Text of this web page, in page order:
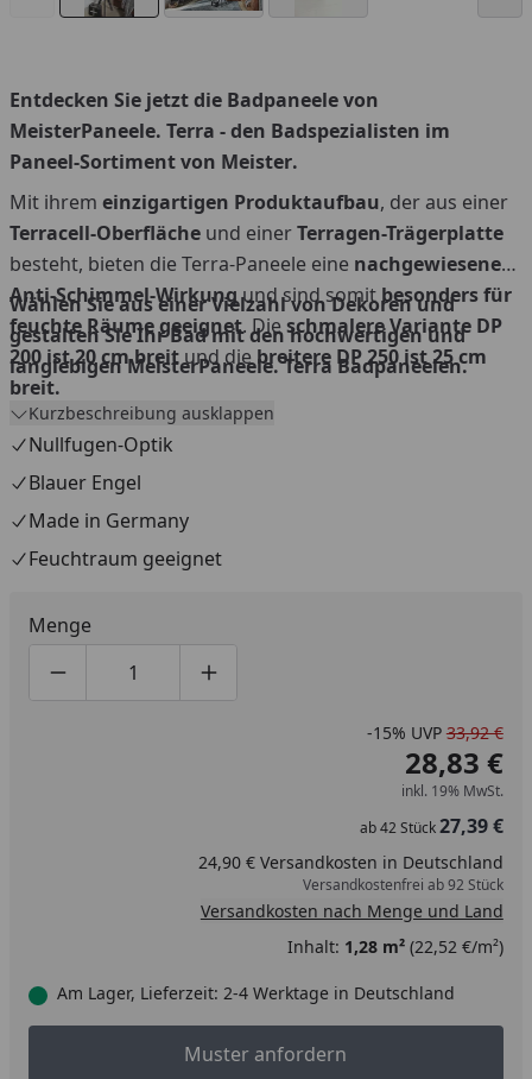
Entdecken Sie jetzt die Badpaneelevon
MeisterPaneele. Terra - den Badspezialisten im
Paneel-Sortiment von Meister.
Mit ihrem einzigartigen Produktaufbau, der aus einer
Terracell-Oberfläche und einerTerragen-Trägerplatte
besteht, bieten die Terra-Paneele eine nachgewiesene
Anti-Schimmel-Wirkungund sind somitbesonders für
feuchte Räume geeignet. Dieschmalere Variante DP
200 ist 20 cm breitund diebreitere DP 250 ist 25 cm
breit.
Wählen Sie aus einer Vielzahl von Dekoren und
gestalten Sie Ihr Bad mit den hochwertigen und
langlebigen MeisterPaneele. Terra Badpaneelen.
Kurzbeschreibung ausklappen
Nullfugen-Optik
Blauer Engel
Made in Germany
Feuchtraum geeignet
Menge
Produktmenge um eins verringern
Produktmenge manuell eingeben
Produktmenge um eins erhöhen
-15% UVP 33,92 €
28,83 €
inkl. 19% MwSt.
ab42Stück27,39 €
24,90 € Versandkosten in Deutschland
Versandkostenfrei ab 92 Stück
Versandkosten nach Menge und Land
Inhalt: 1,28 m²(22,52 €/m²)
Am Lager, Lieferzeit: 2-4 Werktage in Deutschland
Muster anfordern
Muster anfordern